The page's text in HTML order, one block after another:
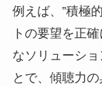
例えば、”積極
トの要望を正
なソリューシ
とで、傾聴力